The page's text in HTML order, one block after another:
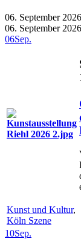
06. September
06. September
06Sep.
Kunst und Kultur,
Köln Szene
10Sep.